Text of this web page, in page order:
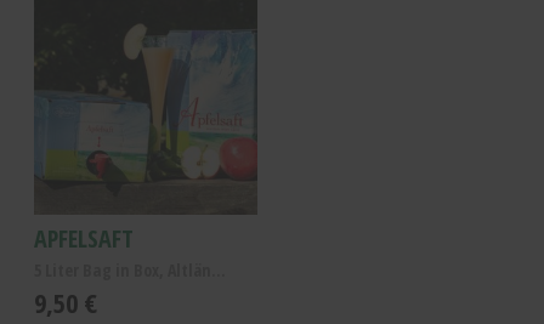
APFELSAFT
9,50 €